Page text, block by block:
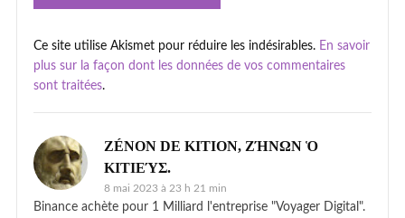
Ce site utilise Akismet pour réduire les indésirables. En savoir
plus sur la façon dont les données de vos commentaires
sont traitées.
ZÉNON DE KITION, ΖΉΝΩΝ Ὁ
ΚΙΤΙΕΎΣ.
8 mai 2023 à 23 h 21 min
Binance achète pour 1 Milliard l'entreprise "Voyager Digital".